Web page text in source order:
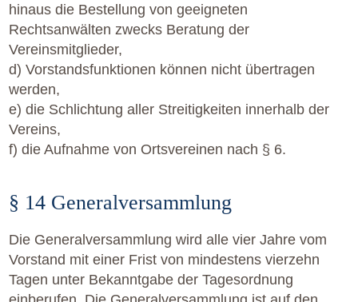
hinaus die Bestellung von geeigneten
Rechtsanwälten zwecks Beratung der
Vereinsmitglieder,
d) Vorstandsfunktionen können nicht übertragen
werden,
e) die Schlichtung aller Streitigkeiten innerhalb der
Vereins,
f) die Aufnahme von Ortsvereinen nach § 6.
§ 14 Generalversammlung
Die Generalversammlung wird alle vier Jahre vom
Vorstand mit einer Frist von mindestens vierzehn
Tagen unter Bekanntgabe der Tagesordnung